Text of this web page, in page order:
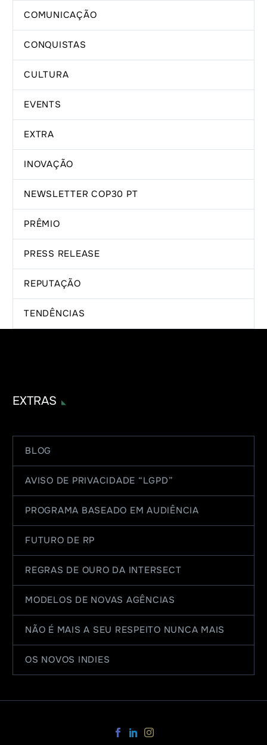
COMUNICAÇÃO
CONQUISTAS
CULTURA
EVENTS
EXTRA
INOVAÇÃO
NEWSLETTER COP30 PT
PRÊMIO
PRESS RELEASE
REPUTAÇÃO
TENDÊNCIAS
EXTRAS
BLOG
AVISO DE PRIVACIDADE “LGPD”
PROGRAMA BASEADO EM AUDIÊNCIA
FUTURO DE RP
REGRAS DE OURO DA INTERSECT
MODELOS DE NOVAS AGÊNCIAS
NÃO É MAIS A SEU RESPEITO NUNCA MAIS
OS NOVOS INDIES